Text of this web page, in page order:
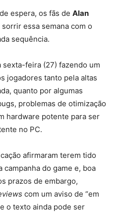
espera, os fãs de Alan
essa semana com o
sequência.
sexta-feira (27) fazendo um
jogadores tanto pela altas
quanto por algumas
problemas de otimização
hardware potente para ser
no PC.
afirmaram terem tido
do game e, boa
prazos de embargo,
com um aviso de “em
o texto ainda pode ser